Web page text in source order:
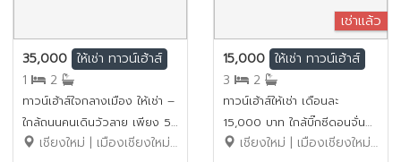
35,000 ให้เช่า ทาวน์เฮ้าส์
1
2
ทาวน์เฮ้าส์ใจกลางเมือง ให้เช่า –
ใกล้ถนนคนเดินวัวลาย เพียง 5
นาที ค่าเช่า 35,000 บาท /
เชียงใหม่ | เมืองเชียงใหม่ | หายยา
เช่าแล้ว
15,000 ให้เช่า ทาวน์เฮ้าส์
3
2
ทาวน์เฮ้าส์ให้เช่า เดือนละ
15,000 บาท ใกล้บิ๊กซีดอนจั่น
No.7H142
เชียงใหม่ | เมืองเชียงใหม่ | ท่าศาลา